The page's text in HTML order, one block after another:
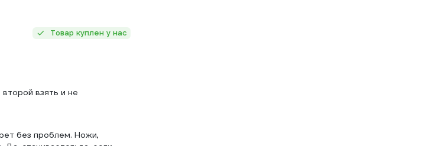
Товар куплен у нас
взять и не
без проблем. Ножи,